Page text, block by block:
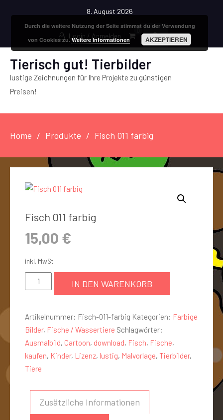
8. August 2026
Login / Anmelden
0
Tierisch gut! Tierbilder
lustige Zeichnungen für Ihre Projekte zu günstigen
Preisen!
Home Produkte Fisch 011 farbig
Fisch 011 farbig
15,00 €
inkl. MwSt.
IN DEN WARENKORB
Artikelnummer: Fisch-011-farbig Kategorien: Farbige
Bilder, Fische / Wassertiere Schlagwörter:
Ausmalbild, Cartoon, download, Fisch, Fische,
kaufen, Kinder, Lizenz, lustig, Malvorlage, Tierbilder,
Tiere
Zusätzliche Informationen
Durch die weitere Nutzung der Seite stimmst du der Verwendung
von Cookies zu.Weitere Informationen AKZEPTIEREN